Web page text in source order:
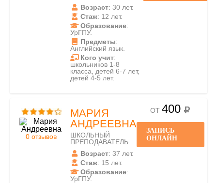
Возраст: 30 лет.
Стаж: 12 лет.
Образование:
УрГПУ.
Предметы:
Английский язык.
Кого учит:
школьников 1-8
класса, детей 6-7 лет,
детей 4-5 лет.
0 отзывов
МАРИЯ
АНДРЕЕВНА
ШКОЛЬНЫЙ
ПРЕПОДАВАТЕЛЬ
Возраст: 37 лет.
Стаж: 15 лет.
Образование:
УрГПУ.
ОТ 400
ЗАПИСЬ
ОНЛАЙН